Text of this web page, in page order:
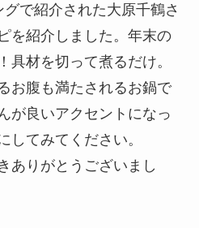
で紹介された大原千鶴さ
を紹介しました。年末の
具材を切って煮るだけ。
お腹も満たされるお鍋で
が良いアクセントになっ
してみてください。
ありがとうございまし